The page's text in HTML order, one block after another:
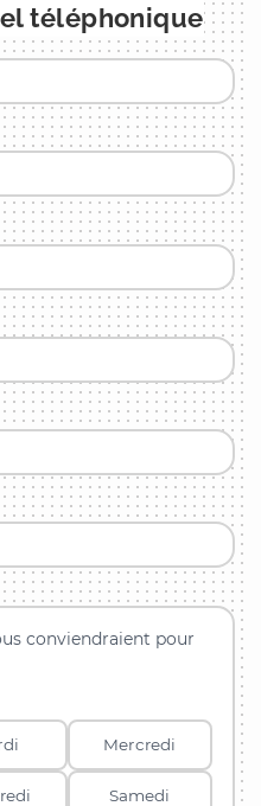
téléphonique
conviendraient pour
Mercredi
Samedi